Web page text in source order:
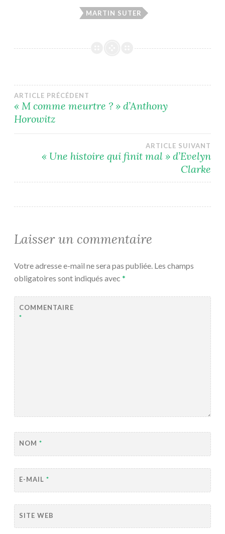
MARTIN SUTER
Navigation
de
l’article
ARTICLE PRÉCÉDENT
« M comme meurtre ? » d’Anthony
Horowitz
ARTICLE SUIVANT
« Une histoire qui finit mal » d’Evelyn
Clarke
Laisser un commentaire
Votre adresse e-mail ne sera pas publiée. Les champs
obligatoires sont indiqués avec *
COMMENTAIRE
*
NOM *
E-MAIL *
SITE WEB